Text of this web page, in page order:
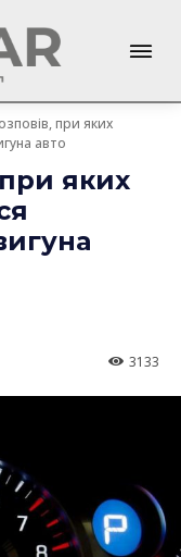
при яких
авто
яких
3133